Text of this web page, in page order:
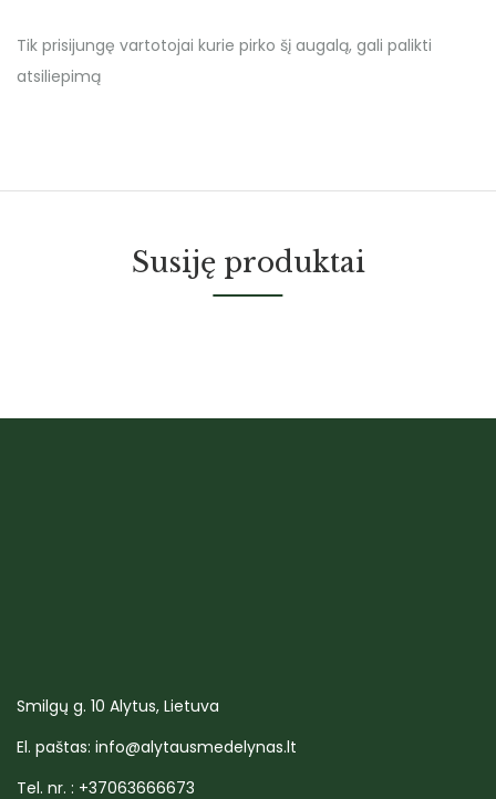
Tik prisijungę vartotojai kurie pirko šį augalą, gali palikti
atsiliepimą
Susiję produktai
Smilgų g. 10 Alytus, Lietuva
El. paštas: info@alytausmedelynas.lt
Tel. nr. : +37063666673